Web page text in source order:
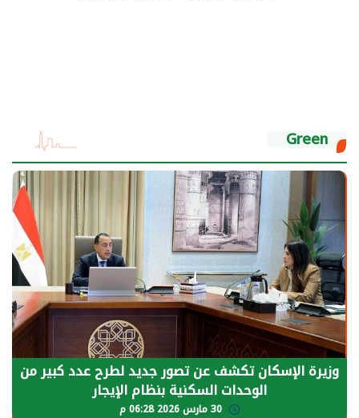
Green
عن تصور جديد لطرح عدد كبير من
السكنية بنظام الإيجار
الرئيس